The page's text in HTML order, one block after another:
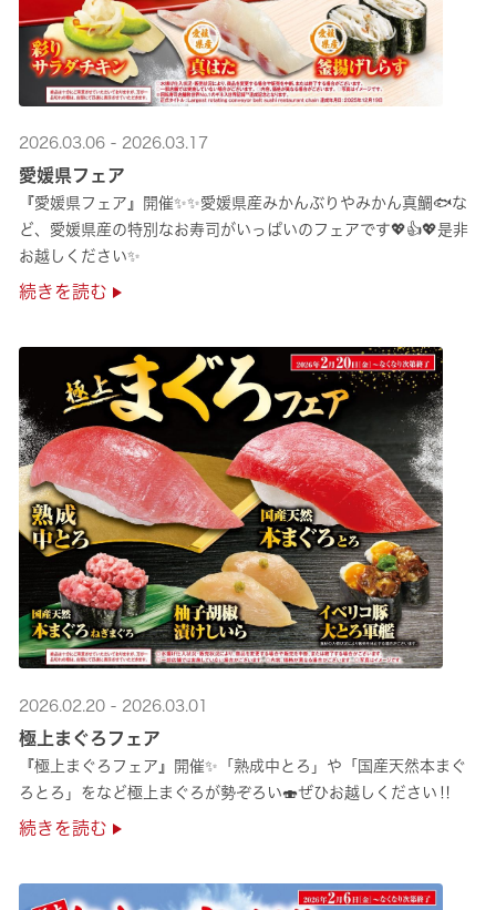
2026.03.06 - 2026.03.17
愛媛県フェア
『愛媛県フェア』開催✨✨愛媛県産みかんぶりやみかん真鯛🐟な
ど、愛媛県産の特別なお寿司がいっぱいのフェアです💖👍💖是非
お越しください✨
続きを読む
2026.02.20 - 2026.03.01
極上まぐろフェア
『極上まぐろフェア』開催✨「熟成中とろ」や「国産天然本まぐ
ろとろ」をなど極上まぐろが勢ぞろい🍣ぜひお越しください‼
続きを読む